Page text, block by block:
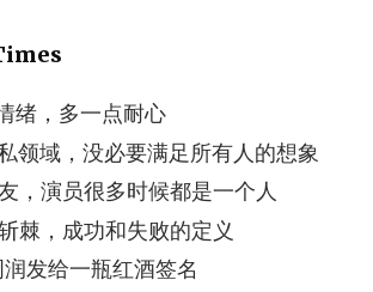
绪，多一点耐心
领域，没必要满足所有人的想象
，演员很多时候都是一个人
棘，成功和失败的定义
发给一瓶红酒签名